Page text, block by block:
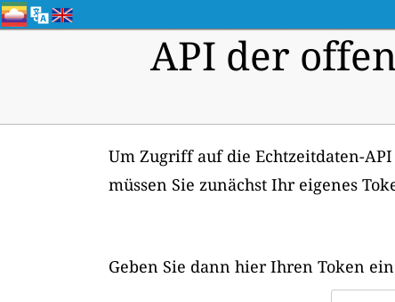
API der
Um Zugriff auf die Echtzeitdaten-
müssen Sie zunächst Ihr eigenes
Geben Sie dann hier Ihren Token